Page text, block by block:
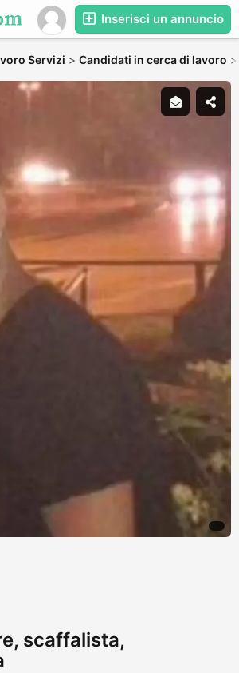
Inserisci un annuncio
Servizi > Candidati in cerca di lavoro
scaffalista,